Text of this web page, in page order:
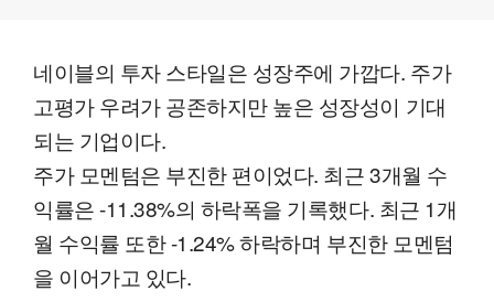
네이블의 투자 스타일은 성장주에 가깝다. 주가
고평가 우려가 공존하지만 높은 성장성이 기대
되는 기업이다.
주가 모멘텀은 부진한 편이었다. 최근 3개월 수
익률은 -11.38%의 하락폭을 기록했다. 최근 1개
월 수익률 또한 -1.24% 하락하며 부진한 모멘텀
을 이어가고 있다.